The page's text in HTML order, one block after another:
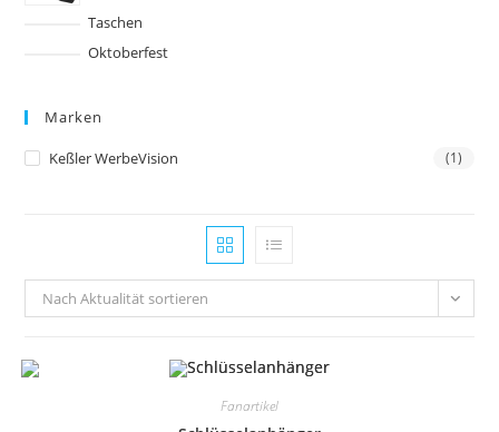
Taschen
Oktoberfest
Marken
Keßler WerbeVision (1)
Nach Aktualität sortieren
Fanartikel